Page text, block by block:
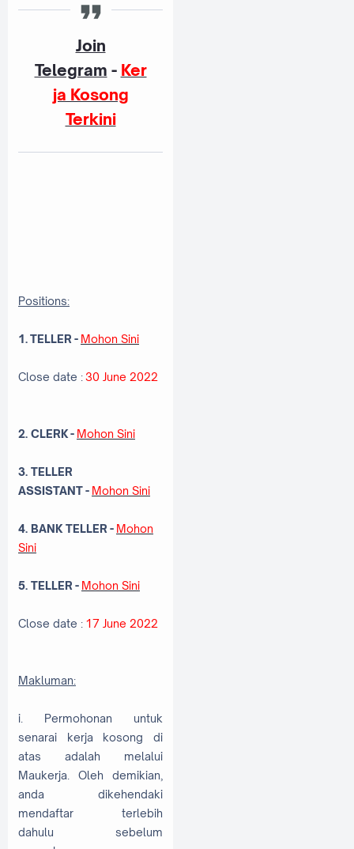
Join
Telegram - Ker
ja Kosong
Terkini
Positions:
1. TELLER - Mohon Sini
Close date :30 June 2022
2. CLERK- Mohon Sini
3. TELLER
ASSISTANT- Mohon Sini
4. BANK TELLER - Mohon
Sini
5. TELLER - Mohon Sini
Close date : 17 June 2022
Makluman:
i. Permohonan untuk
senarai kerja kosong di
atas adalah melalui
Maukerja. Oleh demikian,
anda dikehendaki
mendaftar terlebih
dahulu sebelum